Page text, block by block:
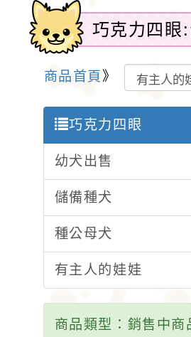
巧克力四眼
商品首頁 》
巧克力四眼
幼犬出售
儲備種犬
種公母犬
有主人的娃娃
商品類型：銷售中商